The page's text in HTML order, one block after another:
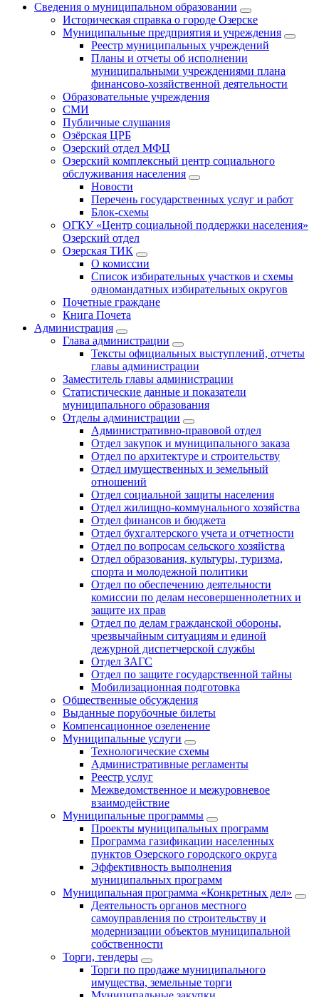
Сведения о муниципальном образовании
Историческая справка о городе Озерске
Муниципальные предприятия и учреждения
Реестр муниципальных учреждений
Планы и отчеты об исполнении
муниципальными учреждениями плана
финансово-хозяйственной деятельности
Образовательные учреждения
СМИ
Публичные слушания
Озёрская ЦРБ
Озерский отдел МФЦ
Озерский комплексный центр социального
обслуживания населения
Новости
Перечень государственных услуг и работ
Блок-схемы
ОГКУ «Центр социальной поддержки населения»
Озерский отдел
Озерская ТИК
О комиссии
Список избирательных участков и схемы
одномандатных избирательных округов
Почетные граждане
Книга Почета
Администрация
Глава администрации
Тексты официальных выступлений, отчеты
главы администрации
Заместитель главы администрации
Статистические данные и показатели
муниципального образования
Отделы администрации
Административно-правовой отдел
Отдел закупок и муниципального заказа
Отдел по архитектуре и строительству
Отдел имущественных и земельный
отношений
Отдел социальной защиты населения
Отдел жилищно-коммунального хозяйства
Отдел финансов и бюджета
Отдел бухгалтерского учета и отчетности
Отдел по вопросам сельского хозяйства
Отдел образования, культуры, туризма,
спорта и молодежной политики
Отдел по обеспечению деятельности
комиссии по делам несовершеннолетних и
защите их прав
Отдел по делам гражданской обороны,
чрезвычайным ситуациям и единой
дежурной диспетчерской службы
Отдел ЗАГС
Отдел по защите государственной тайны
Мобилизационная подготовка
Общественные обсуждения
Выданные порубочные билеты
Компенсационное озеленение
Муниципальные услуги
Технологические схемы
Административные регламенты
Реестр услуг
Межведомственное и межуровневое
взаимодействие
Муниципальные программы
Проекты муниципальных программ
Программа газификации населенных
пунктов Озерского городского округа
Эффективность выполнения
муниципальных программ
Муниципальная программа «Конкретных дел»
Деятельность органов местного
самоуправления по строительству и
модернизации объектов муниципальной
собственности
Торги, тендеры
Торги по продаже муниципального
имущества, земельные торги